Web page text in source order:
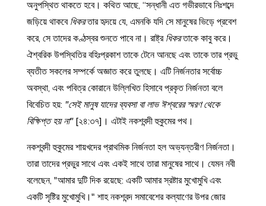
অনুপস্থিত থাকতে হবে। কথিত আছে, “সন্ধানী এত গভীরভাবে নিঃশব্দে
জড়িয়ে থাকবেধিকরতার হৃদয়ে যে, এমনকি যদি সে মানুষের ভিড়ে প্রবেশ
করে, সে তাদের কণ্ঠস্বর শুনতে পাবে না। রাষ্ট্রধিকরতাকে কাবু করে।
ঐশ্বরিক উপস্থিতির বহিঃপ্রকাশ তাকে টেনে আনছে এবং তাকে তার প্রভু
ব্যতীত সকলের সম্পর্কে অজ্ঞাত করে তুলছে। এটি নির্জনতার সর্বোচ্চ
অবস্থা, এবং পবিত্র কোরানে উল্লিখিত হিসাবে প্রকৃত নির্জনতা বলে
বিবেচিত হয়: "সেই মানুষ যাদের ব্যবসা বা লাভ ঈশ্বরের স্মরণ থেকে
বিক্ষিপ্ত হয় না"[২৪:৩৭]। এটাই নকশবন্দী হুকুমের পথ।
নকশবন্দী হুকুমের শায়খদের প্রাথমিক নির্জনতা হল অভ্যন্তরীণ নির্জনতা।
তারা তাদের প্রভুর সাথে এবং একই সাথে তারা মানুষের সাথে। যেমন নবী
বলেছেন, "আমার দুটি দিক রয়েছে: একটি আমার স্রষ্টার মুখোমুখি এবং
একটি সৃষ্টির মুখোমুখি।" শাহ নকশবন্দ সমাবেশের কল্যাণের উপর জোর